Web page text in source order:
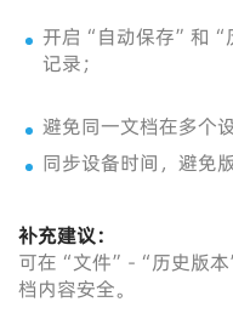
开启“自动保存”和“
记录；
避免同一文档在多个
同步设备时间，避免
补充建议：
可在“文件”-“历史版本
档内容安全。